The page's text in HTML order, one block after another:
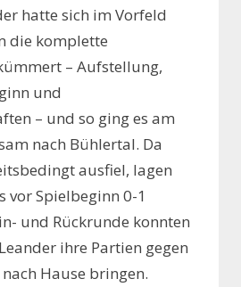
hatte sich im Vorfeld
die komplette
– Aufstellung,
und
– und so ging es am
nach Bühlertal. Da
ausfiel, lagen
vor Spielbeginn 0-1
und Rückrunde konnten
ihre Partien gegen
Hause bringen.